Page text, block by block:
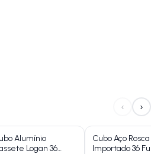
‹ ›
Alumínio
Logan 36
Cubo Aço Rosca
Importado 36